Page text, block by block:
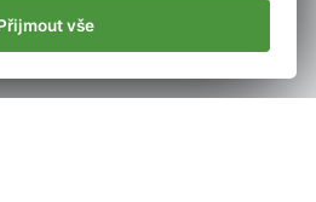
vše